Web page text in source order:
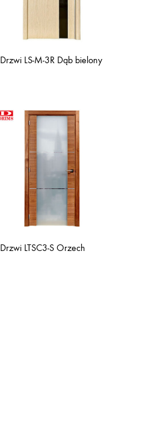
Drzwi LS-M-3R Dąb bielony
Drzwi LTSC3-S Orzech